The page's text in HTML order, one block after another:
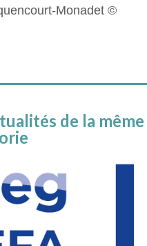
Monadet ©
de la même